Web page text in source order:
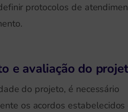
protocolos de
e avaliação do
do projeto, é necessário
os acordos estabelecidos